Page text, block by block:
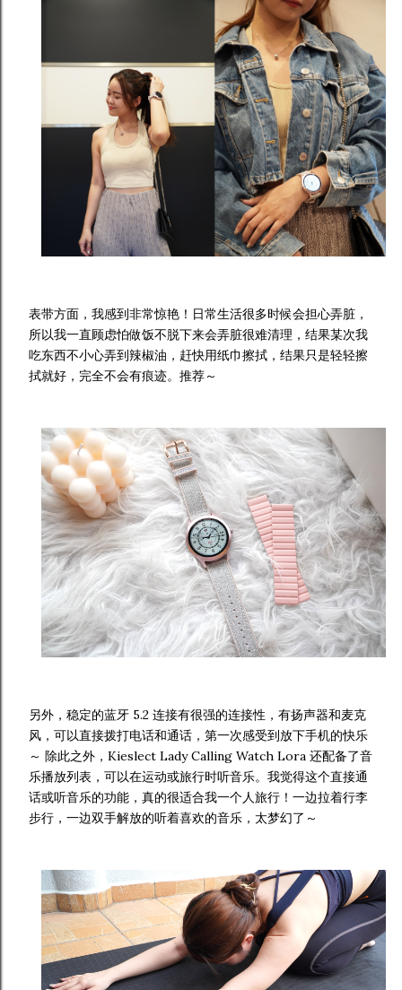
表带方面，我感到非常惊艳！日常生活很多时候会担心弄脏，
所以我一直顾虑怕做饭不脱下来会弄脏很难清理，结果某次我
吃东西不小心弄到辣椒油，赶快用纸巾擦拭，结果只是轻轻擦
拭就好，完全不会有痕迹。推荐～
另外，稳定的蓝牙 5.2 连接有很强的连接性，有扬声器和麦克
风，可以直接拨打电话和通话，第一次感受到放下手机的快乐
～ 除此之外，Kieslect Lady Calling Watch Lora 还配备了音
乐播放列表，可以在运动或旅行时听音乐。我觉得这个直接通
话或听音乐的功能，真的很适合我一个人旅行！一边拉着行李
步行，一边双手解放的听着喜欢的音乐，太梦幻了～